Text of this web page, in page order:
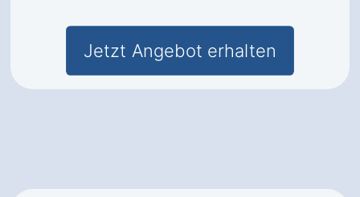
Jetzt Angebot erhalten